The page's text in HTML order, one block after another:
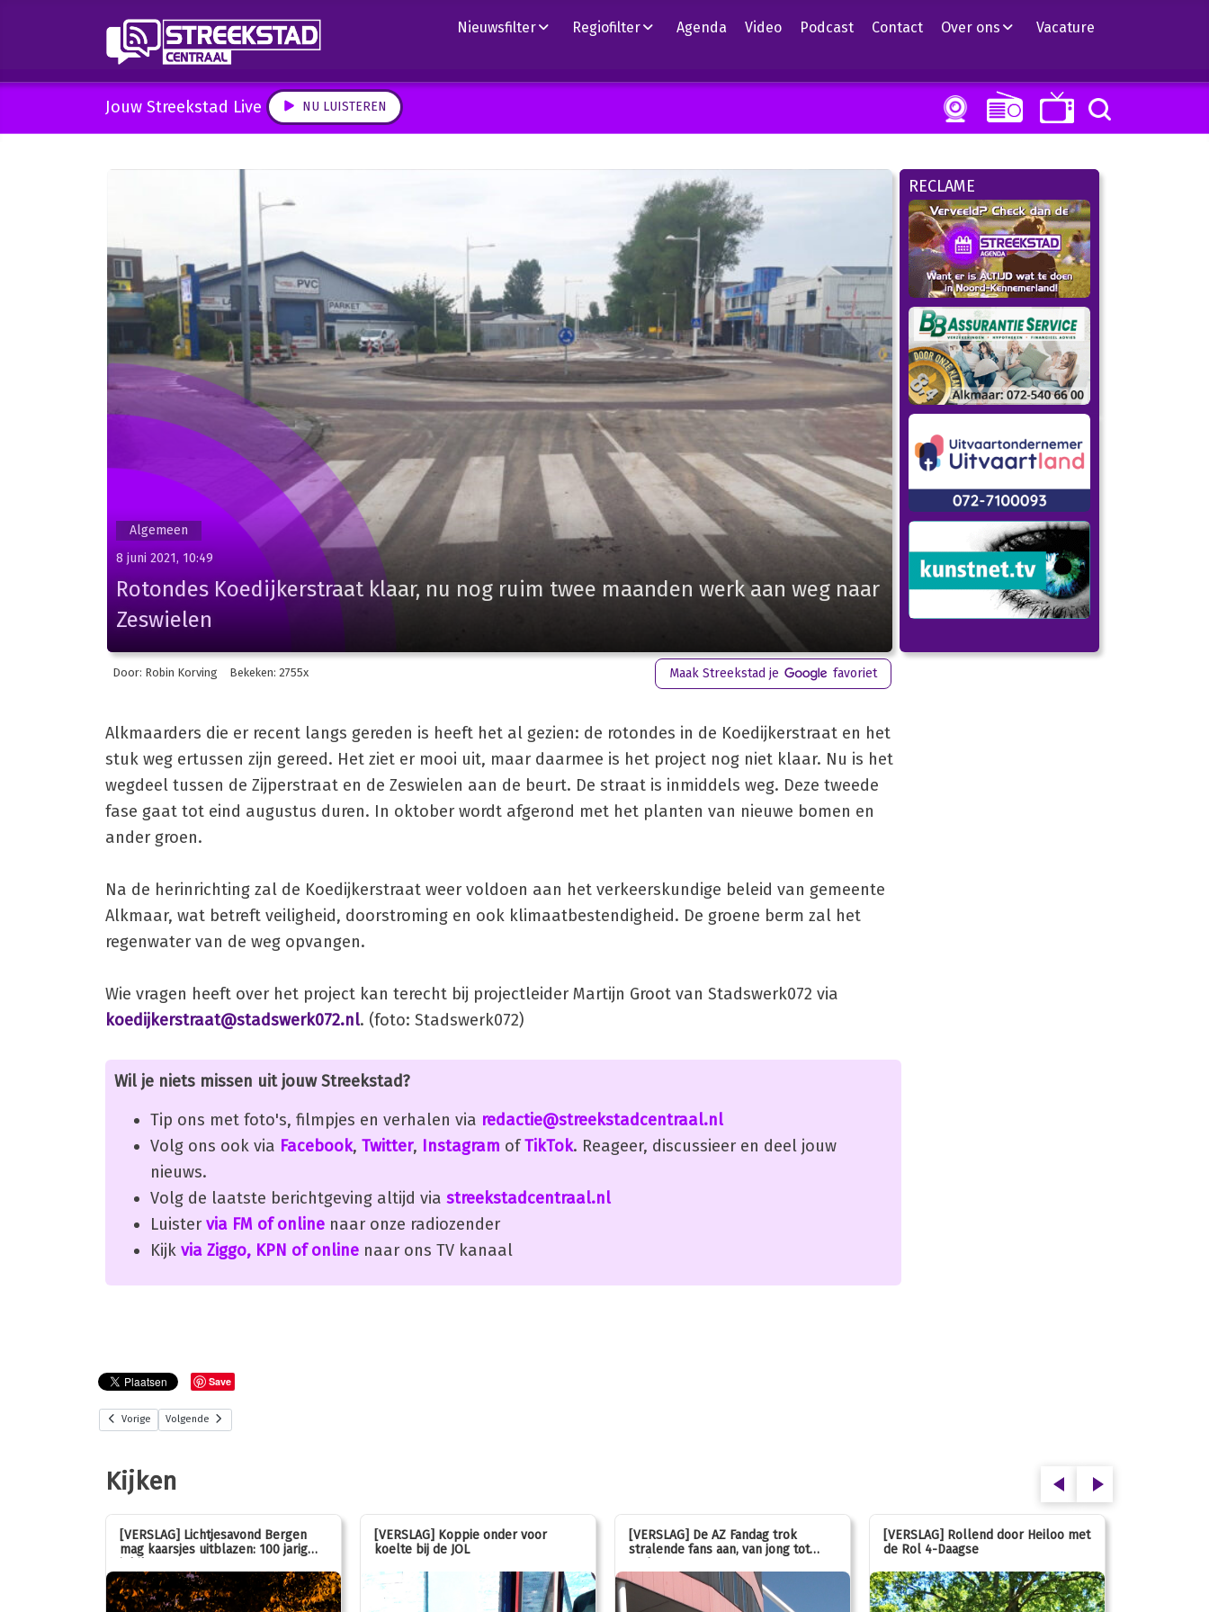
Nieuwsfilter Regiofilter Agenda Video Podcast Contact Over ons Vacature
Jouw Streekstad Live NU LUISTEREN
RECLAME
Algemeen
8 juni 2021, 10:49
Rotondes Koedijkerstraat klaar, nu nog ruim twee maanden werk aan weg naar
Zeswielen
Door: Robin Korving Bekeken: 2755x Maak Streekstad je favoriet
Alkmaarders die er recent langs gereden is heeft het al gezien: de rotondes in de Koedijkerstraat en het
stuk weg ertussen zijn gereed. Het ziet er mooi uit, maar daarmee is het project nog niet klaar. Nu is het
wegdeel tussen de Zijperstraat en de Zeswielen aan de beurt. De straat is inmiddels weg. Deze tweede
fase gaat tot eind augustus duren. In oktober wordt afgerond met het planten van nieuwe bomen en
ander groen.
Na de herinrichting zal de Koedijkerstraat weer voldoen aan het verkeerskundige beleid van gemeente
Alkmaar, wat betreft veiligheid, doorstroming en ook klimaatbestendigheid. De groene berm zal het
regenwater van de weg opvangen.
Wie vragen heeft over het project kan terecht bij projectleider Martijn Groot van Stadswerk072 via
koedijkerstraat@stadswerk072.nl. (foto: Stadswerk072)
Wil je niets missen uit jouw Streekstad?
Tip ons met foto's, filmpjes en verhalen via redactie@streekstadcentraal.nl
Volg ons ook via Facebook, Twitter, Instagram ofTikTok. Reageer, discussieer en deel jouw
nieuws.
Volg de laatste berichtgeving altijd via streekstadcentraal.nl
Luister via FM of online naar onze radiozender
Kijk via Ziggo, KPN of online naar ons TV kanaal
Save
Vorige Volgende
Kijken
[VERSLAG] Lichtjesavond Bergen
mag kaarsjes uitblazen: 100 jarig
[VERSLAG] Koppie onder voor
koelte bij de JOL
[VERSLAG] De AZ Fandag trok
stralende fans aan, van jong tot
[VERSLAG] Rollend door Heiloo met
de Rol 4-Daagse